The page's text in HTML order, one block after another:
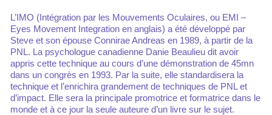
L’IMO (Intégration par les Mouvements Oculaires, ou EMI –
Eyes Movement Integration en anglais) a été développé par
Steve et son épouse Connirae Andreas en 1989, à partir de la
PNL. La psychologue canadienne Danie Beaulieu dit avoir
appris cette technique au cours d’une démonstration de 45mn
dans un congrès en 1993. Par la suite, elle standardisera la
technique et l’enrichira grandement de techniques de PNL et
d’impact. Elle sera la principale promotrice et formatrice dans le
monde et à ce jour la seule auteure d’un livre sur le sujet.